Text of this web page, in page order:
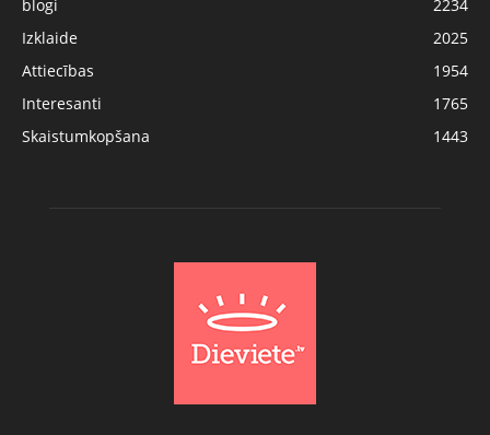
blogi
2234
Izklaide
2025
Attiecības
1954
Interesanti
1765
Skaistumkopšana
1443